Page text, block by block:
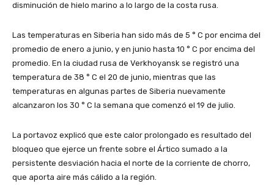
disminución de hielo marino a lo largo de la costa rusa.
Las temperaturas en Siberia han sido más de 5 ° C por encima del
promedio de enero a junio, y en junio hasta 10 ° C por encima del
promedio. En la ciudad rusa de Verkhoyansk se registró una
temperatura de 38 ° C el 20 de junio, mientras que las
temperaturas en algunas partes de Siberia nuevamente
alcanzaron los 30 ° C la semana que comenzó el 19 de julio.
La portavoz explicó que este calor prolongado es resultado del
bloqueo que ejerce un frente sobre el Ártico sumado a la
persistente desviación hacia el norte de la corriente de chorro,
que aporta aire más cálido a la región.